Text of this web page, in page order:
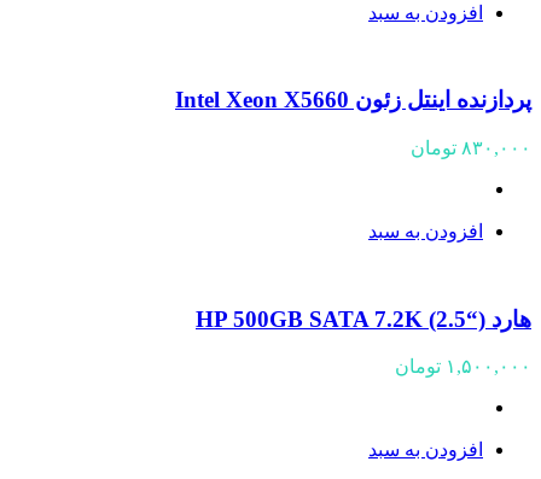
افزودن به سبد
پردازنده اینتل زئون Intel Xeon X5660
۸۳۰,۰۰۰ تومان
افزودن به سبد
هارد (“HP 500GB SATA 7.2K (2.5
۱,۵۰۰,۰۰۰ تومان
افزودن به سبد